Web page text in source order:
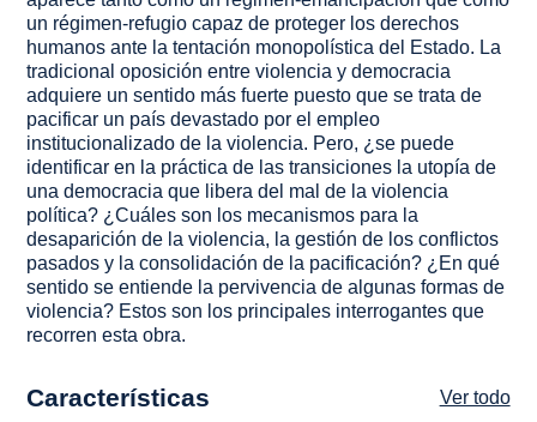
un régimen-refugio capaz de proteger los derechos
humanos ante la tentación monopolística del Estado. La
tradicional oposición entre violencia y democracia
adquiere un sentido más fuerte puesto que se trata de
pacificar un país devastado por el empleo
institucionalizado de la violencia. Pero, ¿se puede
identificar en la práctica de las transiciones la utopía de
una democracia que libera del mal de la violencia
política? ¿Cuáles son los mecanismos para la
desaparición de la violencia, la gestión de los conflictos
pasados y la consolidación de la pacificación? ¿En qué
sentido se entiende la pervivencia de algunas formas de
violencia? Estos son los principales interrogantes que
recorren esta obra.
Características Ver todo